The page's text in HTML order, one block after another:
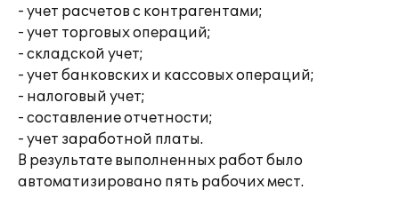
- учет расчетов с контрагентами;
- учет торговых операций;
- складской учет;
- учет банковских и кассовых операций;
- налоговый учет;
- составление отчетности;
- учет заработной платы.
В результате выполненных работ было
автоматизировано пять рабочих мест.